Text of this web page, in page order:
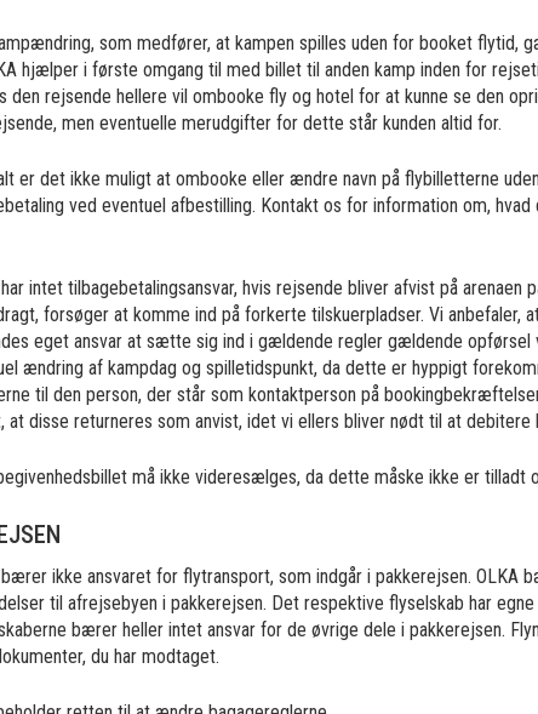
som medfører, at kampen spilles uden for booket flytid,
hjælper i første omgang til med billet til anden kamp inden for
den rejsende hellere vil ombooke fly og hotel for at kunne se den
men eventuelle merudgifter for dette står kunden altid for.
er det ikke muligt at ombooke eller ændre navn på flybilletterne
ved eventuel afbestilling. Kontakt os for information om,
intet tilbagebetalingsansvar, hvis rejsende bliver afvist på
forsøger at komme ind på forkerte tilskuerpladser. Vi
eget ansvar at sætte sig ind i gældende regler gældende opførsel
ændring af kampdag og spilletidspunkt, da dette er hyppigt
til den person, der står som kontaktperson på
at disse returneres som anvist, idet vi ellers bliver nødt til at
må ikke videresælges, da dette måske ikke er
bærer ikke ansvaret for flytransport, som indgår i pakkerejsen.
til afrejsebyen i pakkerejsen. Det respektive flyselskab har
bærer heller intet ansvar for de øvrige dele i pakkerejsen.
du har modtaget.